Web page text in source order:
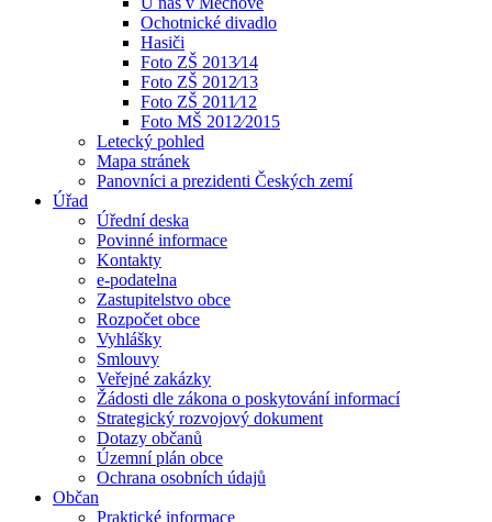
Ochotnické divadlo
Hasiči
Foto ZŠ 2013⁄14
Foto ZŠ 2012⁄13
Foto ZŠ 2011⁄12
Foto MŠ 2012⁄2015
Letecký pohled
Mapa stránek
Panovníci a prezidenti Českých zemí
Úřad
Úřední deska
Povinné informace
Kontakty
e-podatelna
Zastupitelstvo obce
Rozpočet obce
Vyhlášky
Smlouvy
Veřejné zakázky
Žádosti dle zákona o poskytování informací
Strategický rozvojový dokument
Dotazy občanů
Územní plán obce
Ochrana osobních údajů
Občan
Praktické informace